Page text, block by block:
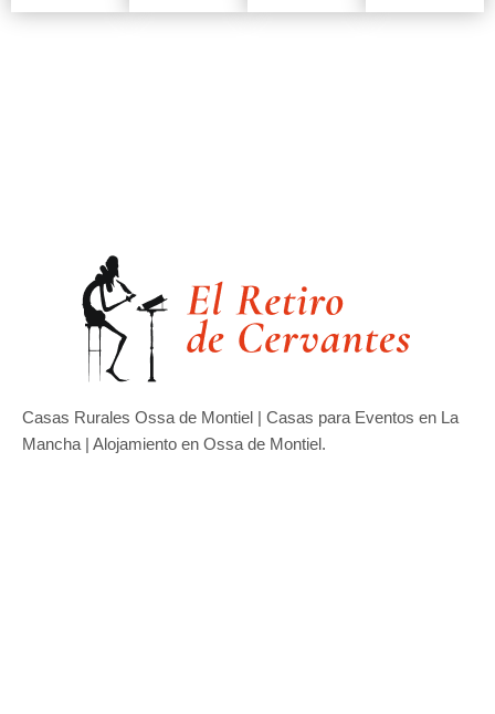
Casas Rurales Ossa de Montiel | Casas para Eventos en La
Mancha | Alojamiento en Ossa de Montiel.